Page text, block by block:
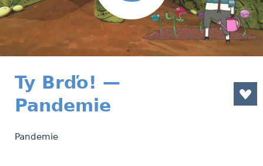
Ty Brďo! —
Pandemie
Pandemie